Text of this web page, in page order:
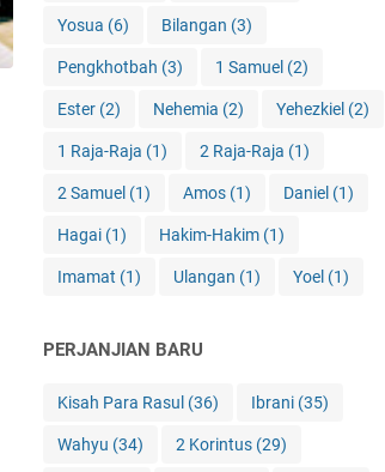
Yosua (6) Bilangan (3)
Pengkhotbah (3) 1 Samuel (2)
Ester (2) Nehemia (2) Yehezkiel (2)
1 Raja-Raja (1) 2 Raja-Raja (1)
2 Samuel (1) Amos (1) Daniel (1)
Hagai (1) Hakim-Hakim (1)
Imamat (1) Ulangan (1) Yoel (1)
PERJANJIAN BARU
Kisah Para Rasul (36) Ibrani (35)
Wahyu (34) 2 Korintus (29)